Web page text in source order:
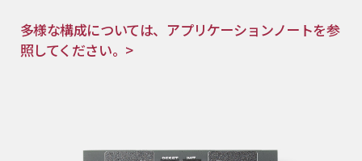
多様な構成については、アプリケーションノートを参
照してください。>